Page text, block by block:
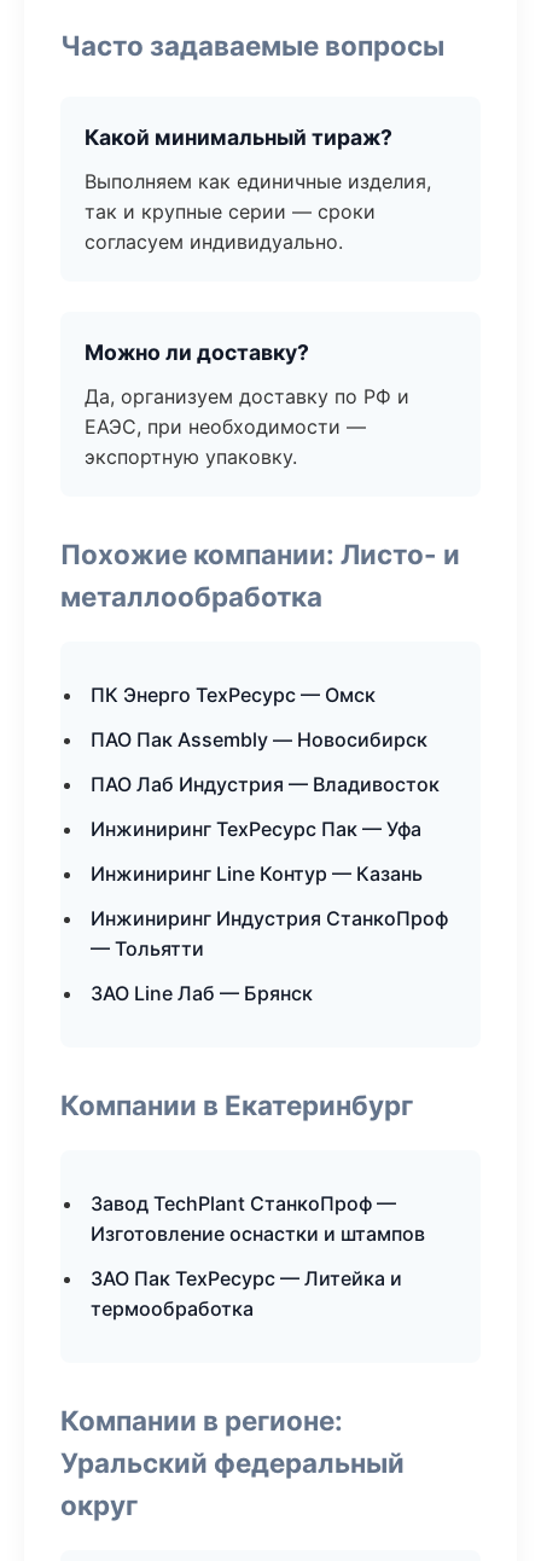
Часто задаваемые вопросы
Какой минимальный тираж?
Выполняем как единичные изделия,
так и крупные серии — сроки
согласуем индивидуально.
Можно ли доставку?
Да, организуем доставку по РФ и
ЕАЭС, при необходимости —
экспортную упаковку.
Похожие компании: Листо- и
металлообработка
ПК Энерго ТехРесурс — Омск
ПАО Пак Assembly — Новосибирск
ПАО Лаб Индустрия — Владивосток
Инжиниринг ТехРесурс Пак — Уфа
Инжиниринг Line Контур — Казань
Инжиниринг Индустрия СтанкоПроф
— Тольятти
ЗАО Line Лаб — Брянск
Компании в Екатеринбург
Завод TechPlant СтанкоПроф —
Изготовление оснастки и штампов
ЗАО Пак ТехРесурс — Литейка и
термообработка
Компании в регионе:
Уральский федеральный
округ